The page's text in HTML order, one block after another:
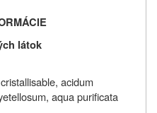
látok
acidum
aqua purificata